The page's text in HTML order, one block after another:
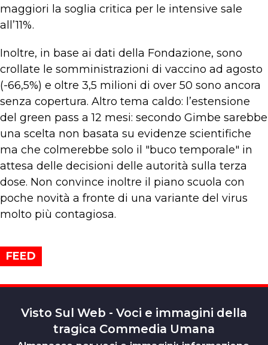
maggiori la soglia critica per le intensive sale
all’11%.
Inoltre, in base ai dati della Fondazione, sono
crollate le somministrazioni di vaccino ad agosto
(-66,5%) e oltre 3,5 milioni di over 50 sono ancora
senza copertura. Altro tema caldo: l’estensione
del green pass a 12 mesi: secondo Gimbe sarebbe
una scelta non basata su evidenze scientifiche
ma che colmerebbe solo il "buco temporale" in
attesa delle decisioni delle autorità sulla terza
dose. Non convince inoltre il piano scuola con
poche novità a fronte di una variante del virus
molto più contagiosa.
FEED
Visto Sul Web - Voci e immagini della
tragica Commedia Umana